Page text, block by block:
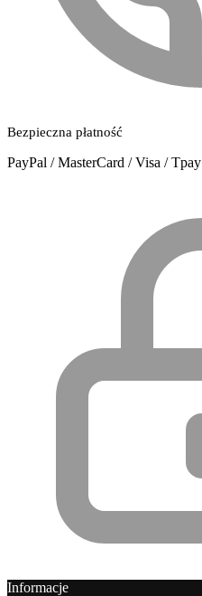
Bezpieczna płatność
PayPal / MasterCard / Visa / Tpay
Informacje